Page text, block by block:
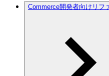
Commerce開発者向けリフ